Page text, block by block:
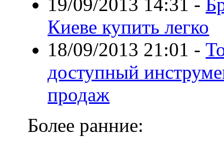
Киеве купить легко
18/09/2013 21:01 -
доступный
продаж
Более ранние: